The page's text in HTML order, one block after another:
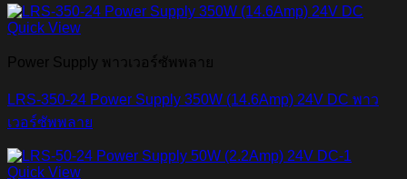
Quick View
Power Supply พาวเวอร์ซัพพลาย
LRS-350-24 Power Supply 350W (14.6Amp) 24V DC พาว
เวอร์ซัพพลาย
Quick View